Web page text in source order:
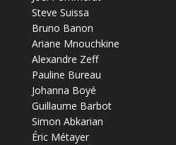
Steve Suissa
Bruno Banon
Ariane Mnouchkine
Alexandre Zeff
Pauline Bureau
Johanna Boyé
Guillaume Barbot
Simon Abkarian
Éric Métayer